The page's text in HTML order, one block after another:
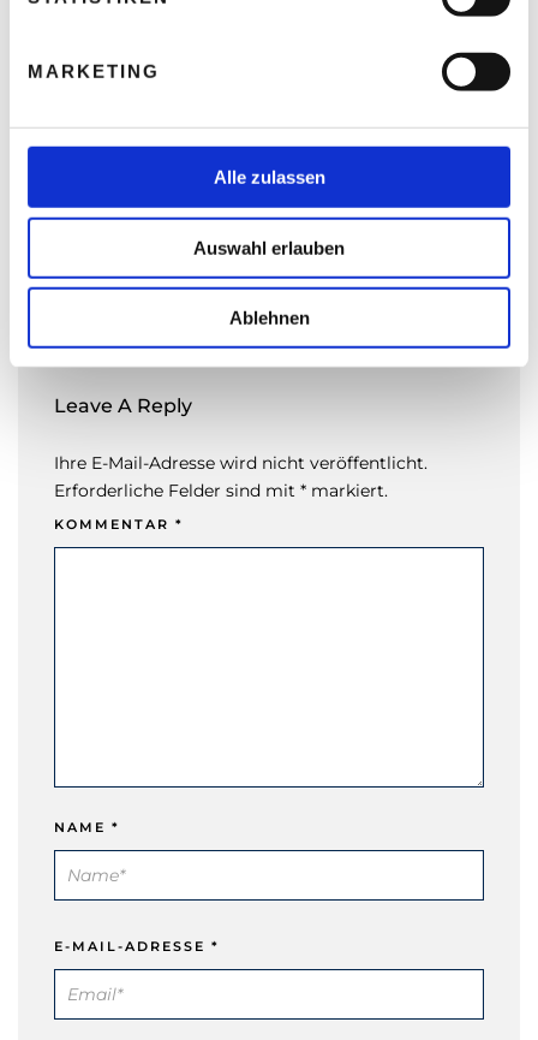
MARKETING
Alle zulassen
Auswahl erlauben
Ablehnen
Thomas Nasswetter
READ NEXT
iOS 15 Mail Privacy
Protection
Leave A Reply
Ihre E-Mail-Adresse wird nicht veröffentlicht.
Erforderliche Felder sind mit * markiert.
KOMMENTAR *
NAME *
E-MAIL-ADRESSE *